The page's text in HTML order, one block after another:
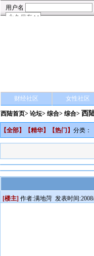
财经社区 女性社区
西陆首页> 论坛> 综合> 综合> 西
【全部】【精华】【热门 】 分类：
[楼主] 作者:满地菏 发表时间